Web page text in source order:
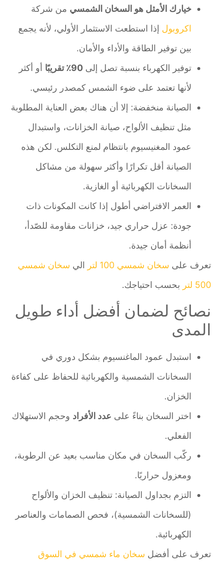
خيارك الأمثل هو السخان الشمسيمن شركة
اكروبولإذا استطعت الاستثمار الأولي، لأنه يجمع
بين توفير الطاقة والأداء والأمان.
توفير الكهرباء بنسبة تصل إلى90٪ تقريبًا
أو أكثر
لأنها تعتمد على ضوء الشمس كمصدر رئيسي.
الصيانة منخفضة: إلا أن هناك بعض العناية المطلوبة
مثل تنظيف الألواح، صيانة الخزانات، واستبدال
عمود المغنيسيوم بانتظام لمنع التكلس. لكن هذه
الصيانة أقل تكرارًا وأكثر سهولة من مشاكل
السخانات الكهربائية أو الغازية.
العمر الافتراضي أطول إذا كانت المكونات ذات
جودة: عزل حراري جيد، خزانات مقاومة للصّدأ،
أنظمة أمان جيدة.
تعرف علىسخان شمسي 100 لتر اليسخان شمسي
500 لتر
بحسب احتياجك.
نصائح لضمان أفضل أداء طويل
المدى
استبدل عمود الماغنسيوم بشكل دوري في
السخانات الشمسية والكهربائية للحفاظ على كفاءة
الخزان.
اختر السخان بناءً علىعدد الأفرادوحجم الاستهلاك
الفعلي.
ركّب السخان في مكان مناسب بعيد عن الرطوبة،
ومعزول حراريًا.
التزم بجداول الصيانة: تنظيف الخزان والألواح
(للسخانات الشمسية)، فحص الصمامات والعناصر
الكهربائية.
تعرف على أفضلسخان ماء شمسي في السوق